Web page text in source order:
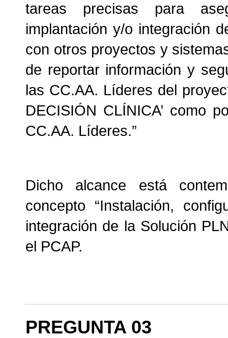
tareas precisas para
implantación y/o integración
con otros proyectos y
de reportar información y
las CC.AA. Líderes del
DECISIÓN CLÍNICA’ como
CC.AA. Líderes.”
Dicho alcance está
concepto “Instalación,
integración de la Solución
el PCAP.
PREGUNTA 03